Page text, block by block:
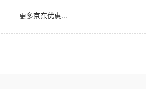
更多京东优惠...